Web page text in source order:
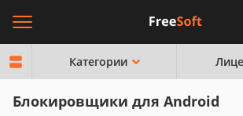
Категории
Блокировщики для Android